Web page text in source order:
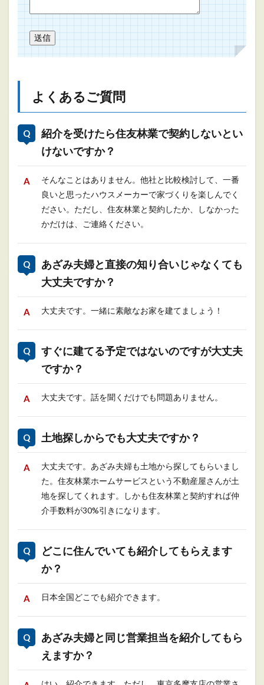
よくあるご質問
紹介を受けたら住友林業で契約しないとい
けないですか？
そんなことはありません。他社と比較検討して、一番
良いと思ったハウスメーカーで家づくりを楽しんでく
ださい。ただし、住友林業と契約したか、しなかった
かだけは、ご連絡ください。
あざみ夫婦と直接の知り合いじゃなくても
大丈夫ですか？
大丈夫です。一緒に素敵なお家を建てましょう！
すぐに建てる予定ではないのですが大丈夫
ですか？
大丈夫です。話を聞くだけでも問題ありません。
土地探しからでも大丈夫ですか？
大丈夫です。あざみ夫婦も土地から探してもらいまし
た。住友林業ホームサービスという不動産屋さんが土
地を探してくれます。しかも住友林業と契約すれば仲
介手数料が30%引きになります。
どこに住んでいても紹介してもらえます
か？
日本全国どこでも紹介できます。
あざみ夫婦と同じ営業担当を紹介してもら
えますか？